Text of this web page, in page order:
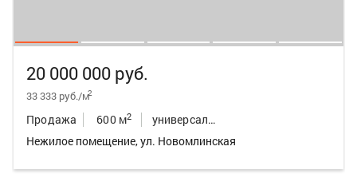
20 000 000 руб.
33 333 руб./м2
Продажа 600 м2
универсальное неж.пом.
Нежилое помещение, ул. Новомлинская